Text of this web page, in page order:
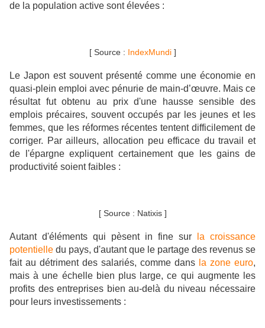
de la population active sont élevées :
[ Source : IndexMundi]
Le Japon est souvent présenté comme une économie en
quasi-plein emploi avec pénurie de main-d’œuvre. Mais ce
résultat fut obtenu au prix d'une hausse sensible des
emplois précaires, souvent occupés par les jeunes et les
femmes, que les réformes récentes tentent difficilement de
corriger. Par ailleurs, allocation peu efficace du travail et
de l'épargne expliquent certainement que les gains de
productivité soient faibles :
[ Source : Natixis ]
Autant d'éléments qui pèsent in fine sur
la croissance
potentielle du pays, d'autant que le partage des revenus se
fait au détriment des salariés, comme dans la zone euro,
mais à une échelle bien plus large, ce qui augmente les
profits des entreprises bien au-delà du niveau nécessaire
pour leurs investissements :